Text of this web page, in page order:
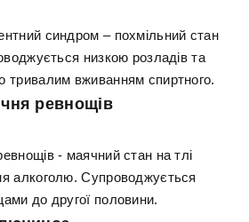
синдром – похмільний стан
низкою розладів та
тривалим вживанням спиртного.
ревнощів
- маячний стан на тлі
алкоголю. Супроводжується
до другої половини.